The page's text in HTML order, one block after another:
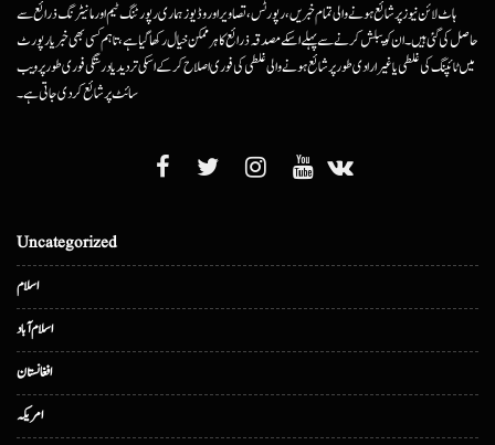
ہاٹ لائن نیوز پر شائع ہونے والی تمام خبریں، رپورٹس، تصاویر اور وڈیوز ہماری رپورٹنگ ٹیم اور مانیٹرنگ ذرائع سے
حاصل کی گئی ہیں۔ ان کو پبلش کرنے سے پہلے اسکے مصدقہ ذرائع کا ہرممکن خیال رکھا گیا ہے، تاہم کسی بھی خبر یا رپورٹ
میں ٹائپنگ کی غلطی یا غیرارادی طور پر شائع ہونے والی غلطی کی فوری اصلاح کرکے اسکی تردید یا درستگی فوری طور پر ویب
سائٹ پر شائع کردی جاتی ہے۔
Uncategorized
اسلام
اسلام آباد
افغانستان
امریکہ